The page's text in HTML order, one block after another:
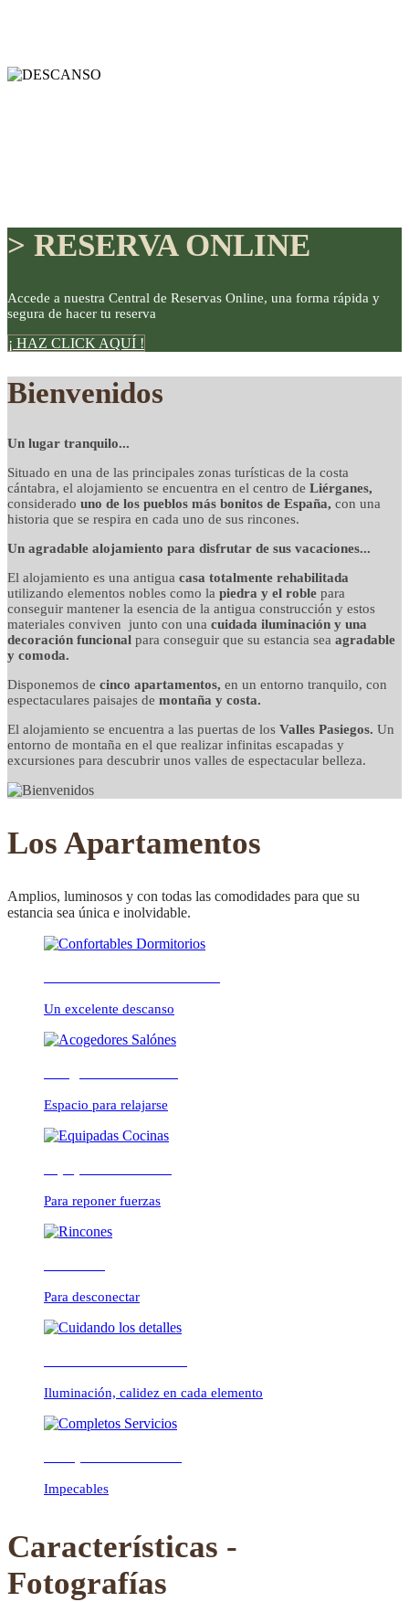
DISFRUTE
detalles cuidados con
mimo
CONFORTABLE
ambientes cálidos y
relajados
Previous Next
> RESERVA ONLINE
Accede a nuestra Central de Reservas Online, una forma rápida y
segura de hacer tu reserva
¡ HAZ CLICK AQUÍ !
Bienvenidos
Un lugar tranquilo...
Situado en una de las principales zonas turísticas de la costa
cántabra, el alojamiento se encuentra en el centro de Liérganes,
considerado uno de los pueblos más bonitos de España, con una
historia que se respira en cada uno de sus rincones.
Un agradable alojamiento para disfrutar de sus vacaciones...
El alojamiento es una antigua casa totalmente rehabilitada
utilizando elementos nobles como la piedra y el roble para
conseguir mantener la esencia de la antigua construcción y estos
materiales conviven junto con una cuidada iluminación y una
decoración funcional para conseguir que su estancia sea agradable
y comoda.
Disponemos de cinco apartamentos, en un entorno tranquilo, con
espectaculares paisajes de montaña y costa.
El alojamiento se encuentra a las puertas de los Valles Pasiegos. Un
entorno de montaña en el que realizar infinitas escapadas y
excursiones para descubrir unos valles de espectacular belleza.
Los Apartamentos
Amplios, luminosos y con todas las comodidades para que su
estancia sea única e inolvidable.
Un excelente descanso
Espacio para relajarse
Para reponer fuerzas
Para desconectar
Iluminación, calidez en cada elemento
Impecables
Características -
Fotografías